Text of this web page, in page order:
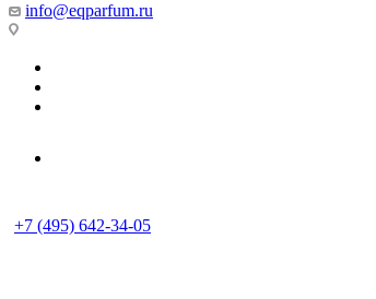
info@eqparfum.ru
+7 (495) 642-34-05